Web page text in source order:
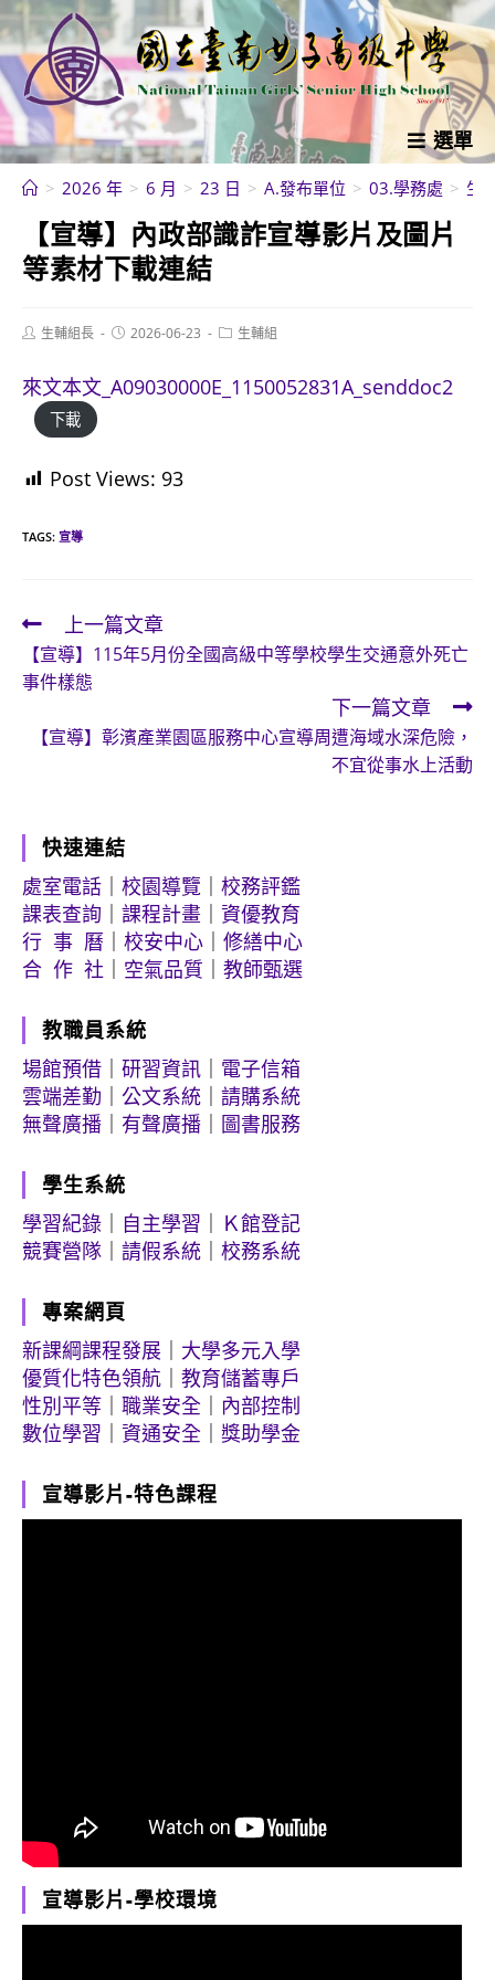
跳
轉
至
主
要
內
選單
> 2026 年 > 6 月 > 23 日 > A.發布單位 > 03.學務處 > 生
【宣導】內政部識詐宣導影片及圖片
等素材下載連結
Post生輔組長
Post2026-06-23
Post生輔組
來文本文_A09030000E_1150052831A_senddoc2
下載
Post Views: 93
TAGS: 宣導
Read
more
articles
上一篇文章
【宣導】115年5月份全國高級中等學校學生交通意外死亡
事件樣態
下一篇文章
【宣導】彰濱產業園區服務中心宣導周遭海域水深危險，
不宜從事水上活動
快速連結
處室電話
校園導覽
校務評鑑
課表查詢
課程計畫
資優教育
行 事 曆
校安中心
修繕中心
合 作 社
空氣品質 教師甄選
教職員系統
場館預借
研習資訊
電子信箱
雲端差勤
公文系統
請購系統
無聲廣播
有聲廣播 圖書服務
學生系統
學習紀錄
自主學習
Ｋ館登記
競賽營隊
請假系統 校務系統
專案網頁
新課綱課程發展
大學多元入學
優質化特色領航
教育儲蓄專戶
性別平等
職業安全
內部控制
數位學習
資通安全 獎助學金
宣導影片-特色課程
宣導影片-學校環境